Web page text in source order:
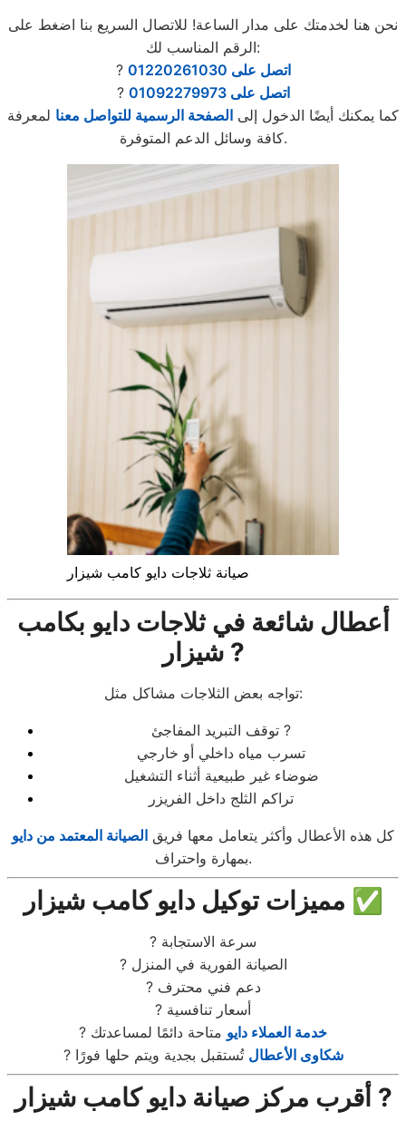
نحن هنا لخدمتك على مدار الساعة! للاتصال السريع بنا اضغط على
الرقم المناسب لك:
?
اتصل على 01220261030
?
اتصل على 01092279973
كما يمكنك أيضًا الدخول إلى الصفحة الرسمية للتواصل معنا لمعرفة
كافة وسائل الدعم المتوفرة.
صيانة ثلاجات دايو كامب شيزار
أعطال شائعة في ثلاجات دايو بكامب
شيزار ?
تواجه بعض الثلاجات مشاكل مثل:
توقف التبريد المفاجئ ?
تسرب مياه داخلي أو خارجي
ضوضاء غير طبيعية أثناء التشغيل
تراكم الثلج داخل الفريزر
كل هذه الأعطال وأكثر يتعامل معها فريق الصيانة المعتمد من دايو
بمهارة واحتراف.
مميزات توكيل دايو كامب شيزار ✅
? سرعة الاستجابة
? الصيانة الفورية في المنزل
? دعم فني محترف
? أسعار تنافسية
?
خدمة العملاء دايو متاحة دائمًا لمساعدتك
?
شكاوى الأعطال تُستقبل بجدية ويتم حلها فورًا
أقرب مركز صيانة دايو كامب شيزار ?